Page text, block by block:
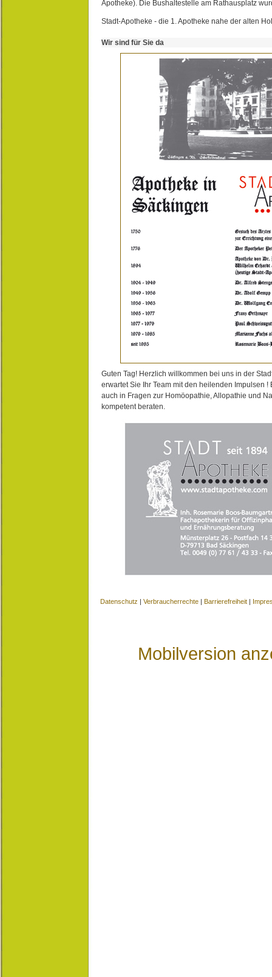
Apotheke). Die Bushaltestelle am Rathausplatz
Stadt-Apotheke - die 1. Apotheke nahe der alten
Wir sind für Sie da
Guten Tag! Herzlich willkommen bei uns in der
erwartet Sie Ihr Team mit den heilenden Impulsen !
auch in Fragen zur Homöopathie, Allopathie und
kompetent beraten.
Datenschutz | Verbraucherrechte | Barrierefreiheit |
Mobilversion